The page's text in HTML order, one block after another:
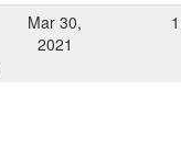
Mar 30,
2021